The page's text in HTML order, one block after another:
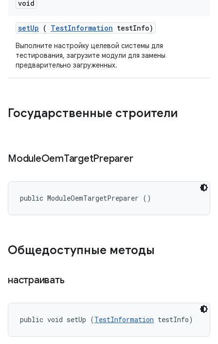
void
setUp ( TestInformation testInfo)
Выполните настройку целевой системы для
тестирования, загрузите модули для замены
предварительно загруженных.
Государственные строители
ModuleOemTargetPreparer
public ModuleOemTargetPreparer ()
Общедоступные методы
настраивать
public void setUp (TestInformation testInfo)